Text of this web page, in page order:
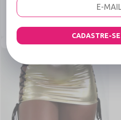
NEW
CADASTRE-